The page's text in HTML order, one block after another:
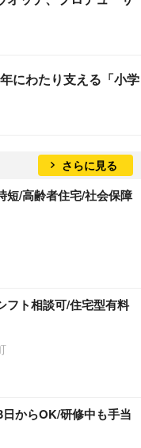
にわたり支える「小学
さらに見る
短/高齢者住宅/社会保障
フト相談可/住宅型有料
からOK/研修中も手当